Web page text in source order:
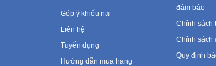
Góp ý khiếu nại
Liên hệ
Tuyển dụng
Hướng dẫn mua hàng
đảm bảo
Chính sách
Chính sách
Quy định